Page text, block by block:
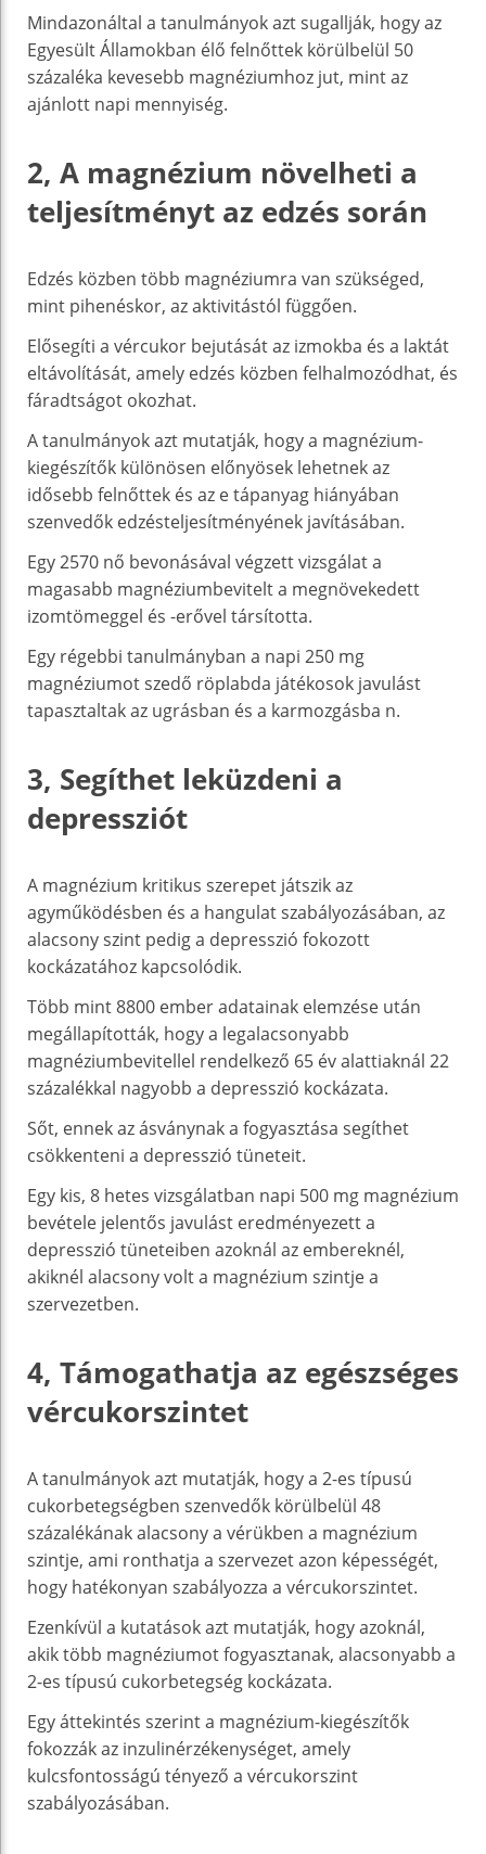
Mindazonáltal a tanulmányok azt sugallják, hogy az
Egyesült Államokban élő felnőttek körülbelül 50
százaléka kevesebb magnéziumhoz jut, mint az
ajánlott napi mennyiség.
2, A magnézium növelheti a
teljesítményt az edzés során
Edzés közben több magnéziumra van szükséged,
mint pihenéskor, az aktivitástól függően.
Elősegíti a vércukor bejutását az izmokba és a laktát
eltávolítását, amely edzés közben felhalmozódhat, és
fáradtságot okozhat.
A tanulmányok azt mutatják, hogy a magnézium-
kiegészítők különösen előnyösek lehetnek az
idősebb felnőttek és az e tápanyag hiányában
szenvedők edzésteljesítményének javításában.
Egy 2570 nő bevonásával végzett vizsgálat a
magasabb magnéziumbevitelt a megnövekedett
izomtömeggel és -erővel társította.
Egy régebbi tanulmányban a napi 250 mg
magnéziumot szedő röplabda játékosok javulást
tapasztaltak az ugrásban és a karmozgásba n.
3, Segíthet leküzdeni a
depressziót
A magnézium kritikus szerepet játszik az
agyműködésben és a hangulat szabályozásában, az
alacsony szint pedig a depresszió fokozott
kockázatához kapcsolódik.
Több mint 8800 ember adatainak elemzése után
megállapították, hogy a legalacsonyabb
magnéziumbevitellel rendelkező 65 év alattiaknál 22
százalékkal nagyobb a depresszió kockázata.
Sőt, ennek az ásványnak a fogyasztása segíthet
csökkenteni a depresszió tüneteit.
Egy kis, 8 hetes vizsgálatban napi 500 mg magnézium
bevétele jelentős javulást eredményezett a
depresszió tüneteiben azoknál az embereknél,
akiknél alacsony volt a magnézium szintje a
szervezetben.
4, Támogathatja az egészséges
vércukorszintet
A tanulmányok azt mutatják, hogy a 2-es típusú
cukorbetegségben szenvedők körülbelül 48
százalékának alacsony a vérükben a magnézium
szintje, ami ronthatja a szervezet azon képességét,
hogy hatékonyan szabályozza a vércukorszintet.
Ezenkívül a kutatások azt mutatják, hogy azoknál,
akik több magnéziumot fogyasztanak, alacsonyabb a
2-es típusú cukorbetegség kockázata.
Egy áttekintés szerint a magnézium-kiegészítők
fokozzák az inzulinérzékenységet, amely
kulcsfontosságú tényező a vércukorszint
szabályozásában.